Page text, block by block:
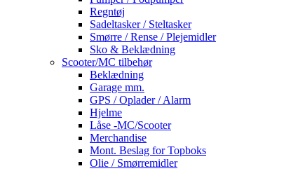
Regntøj
Sadeltasker / Steltasker
Smørre / Rense / Plejemidler
Sko & Beklædning
Scooter/MC tilbehør
Beklædning
Garage mm.
GPS / Oplader / Alarm
Hjelme
Låse -MC/Scooter
Merchandise
Mont. Beslag for Topboks
Olie / Smørremidler